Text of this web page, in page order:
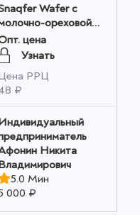
Wafer с
ореховой
20 г х 28шт
оптом
цена
Узнать
РРЦ
₽
Никита
5.0 Мин
000 ₽